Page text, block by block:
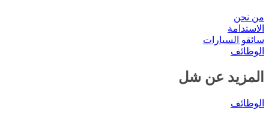
من نحن
الاستدامة
سائقو السيارات
الوظائف
المزيد عن شل
الوظائف